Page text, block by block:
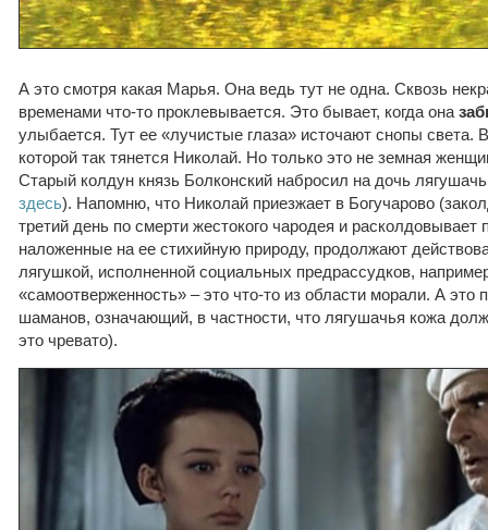
А это смотря какая Марья. Она ведь тут не одна. Сквозь
временами что-то проклевывается. Это бывает, когда она
улыбается. Тут ее «лучистые глаза» источают снопы света.
которой так тянется Николай. Но только это не земная
Старый колдун князь Болконский набросил на дочь
здесь). Напомню, что Николай приезжает в Богучарово
третий день по смерти жестокого чародея и
наложенные на ее стихийную природу, продолжают
лягушкой, исполненной социальных предрассудков,
«самоотверженность» – это что-то из области морали. А это
шаманов, означающий, в частности, что лягушачья кожа
это чревато).